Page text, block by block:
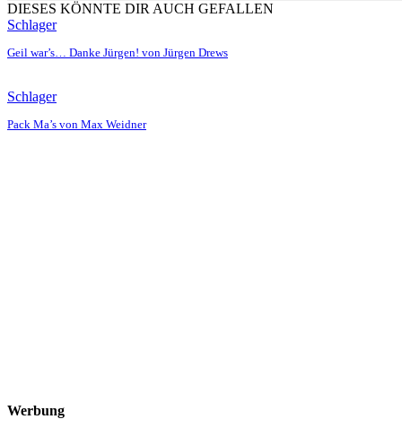
DIESES KÖNNTE DIR AUCH GEFALLEN
Schlager
Geil war’s… Danke Jürgen! von Jürgen Drews
Schlager
Pack Ma’s von Max Weidner
Werbung